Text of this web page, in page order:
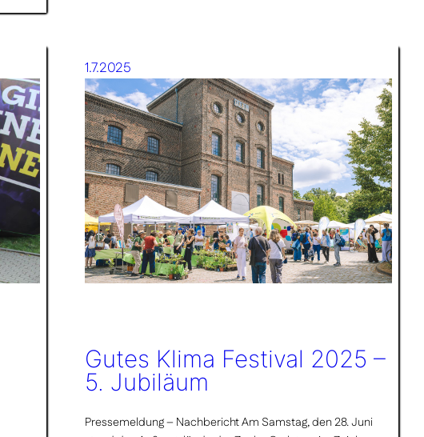
1.7.2025
Gutes Klima Festival 2025 –
5. Jubiläum
Pressemeldung – Nachbericht Am Samstag, den 28. Juni